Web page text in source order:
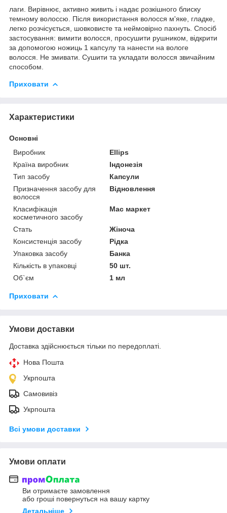
лаги. Вирівнює, активно живить і надає розкішного блиску
темному волоссю. Після використання волосся м'яке, гладке,
легко розчісується, шовковисте та неймовірно пахнуть. Спосіб
застосування: вимити волосся, просушити рушником, відкрити
за допомогою ножиць 1 капсулу та нанести на вологе
волосся. Не змивати. Сушити та укладати волосся звичайним
способом.
Приховати
Характеристики
Основні
Виробник
Ellips
Країна виробник
Індонезія
Тип засобу
Капсули
Призначення засобу для
волосся
Відновлення
Класифікація
косметичного засобу
Мас маркет
Стать
Жіноча
Консистенція засобу
Рідка
Упаковка засобу
Банка
Кількість в упаковці
50 шт.
Об`єм
1 мл
Приховати
Умови доставки
Доставка здійснюється тільки по передоплаті.
Нова Пошта
Укрпошта
Самовивіз
Укрпошта
Всі умови доставки
Умови оплати
Ви отримаєте замовлення
або гроші повернуться на вашу картку
Детальніше